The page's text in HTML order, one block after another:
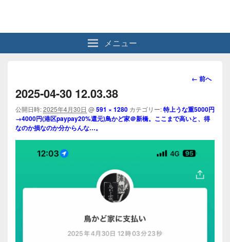
メニュー
画
ビ
ゲ
シ
ョ
← 前へ
2025-04-30 12.03.38
公開日時:2025年4月30日 @591 × 1280 カテゴリー:特上うな重5000円
→4000円(港区paypay20%還元)鳥かど家＠新橋。ここまで高いと、得
なのか損なのか分からんな…。